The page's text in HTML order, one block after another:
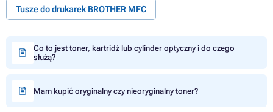
Tusze do drukarek BROTHER MFC
Co to jest toner, kartridż lub cylinder optyczny i do czego
służą?
Mam kupić oryginalny czy nieoryginalny toner?